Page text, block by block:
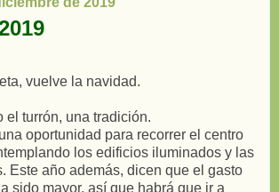
vuelve la navidad.
el turrón, una tradición.
oportunidad para recorrer el centro
los edificios iluminados y las
Este año además, dicen que el gasto
sido mayor, así que habrá que ir a